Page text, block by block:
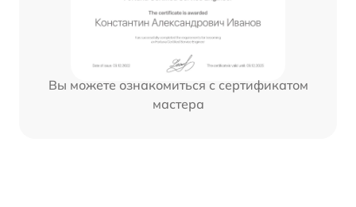
Вы можете ознакомиться с сертификатом
мастера